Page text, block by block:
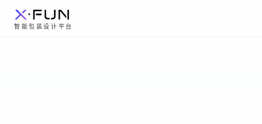
智能包装设计平台